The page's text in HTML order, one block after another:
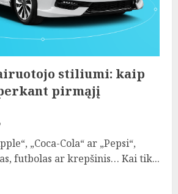
stiliumi: kaip
pirmąjį
„Coca-Cola“ ar „Pepsi“,
futbolas ar krepšinis… Kai tik...